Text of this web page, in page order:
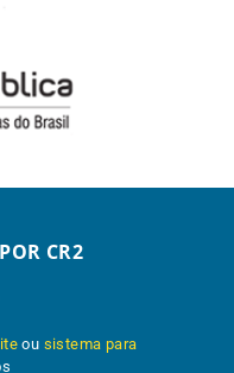
CR2
ou sistema para